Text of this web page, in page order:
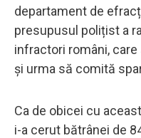
departament de
presupusul polițist a
infractori români,
și urma să comită
Ca de obicei cu
i-a cerut bătrânei de